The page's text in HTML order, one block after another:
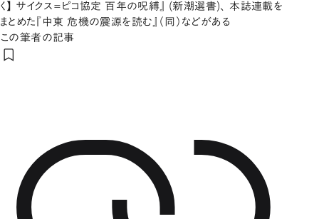
く】 サイクス=ピコ協定 百年の呪縛』 (新潮選書)、 本誌連載を
まとめた『中東 危機の震源を読む』（同）などがある
この筆者の記事